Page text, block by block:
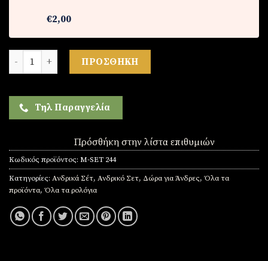
€2,00
Σετ Ανδρικό-ρολόι-βραχιόλια ποσότητα
ΠΡΟΣΘΉΚΗ
Τηλ Παραγγελία
Πρόσθήκη στην λίστα επιθυμιών
Κωδικός προϊόντος: M-SET 244
Κατηγορίες: Ανδρικά Σέτ, Ανδρικό Σετ, Δώρα για Άνδρες, Όλα τα
προϊόντα, Όλα τα ρολόγια